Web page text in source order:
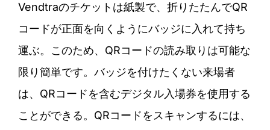
Vendtraのチケットは紙製で、折りたたんでQR
コードが正面を向くようにバッジに入れて持ち
運ぶ。このため、QRコードの読み取りは可能な
限り簡単です。バッジを付けたくない来場者
は、QRコードを含むデジタル入場券を使用する
ことができる。QRコードをスキャンするには、